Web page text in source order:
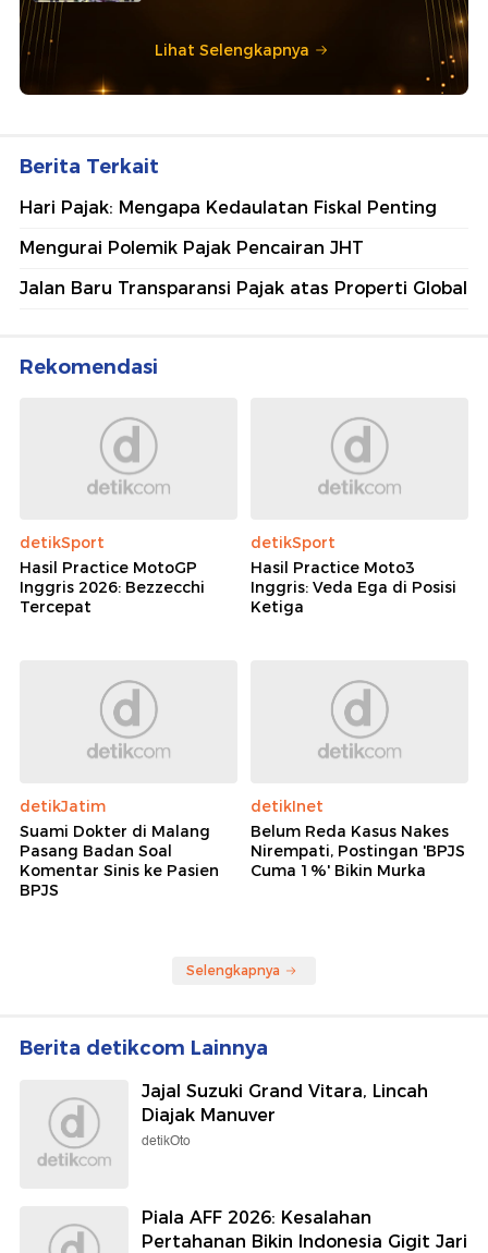
Lihat Selengkapnya
Berita Terkait
Hari Pajak: Mengapa Kedaulatan Fiskal Penting
Mengurai Polemik Pajak Pencairan JHT
Jalan Baru Transparansi Pajak atas Properti Global
Rekomendasi
detikSport
Hasil Practice MotoGP
Inggris 2026: Bezzecchi
Tercepat
detikSport
Hasil Practice Moto3
Inggris: Veda Ega di Posisi
Ketiga
detikJatim
Suami Dokter di Malang
Pasang Badan Soal
Komentar Sinis ke Pasien
BPJS
detikInet
Belum Reda Kasus Nakes
Nirempati, Postingan 'BPJS
Cuma 1%' Bikin Murka
Selengkapnya
Berita detikcom Lainnya
Jajal Suzuki Grand Vitara, Lincah
Diajak Manuver
detikOto
Piala AFF 2026: Kesalahan
Pertahanan Bikin Indonesia Gigit Jari